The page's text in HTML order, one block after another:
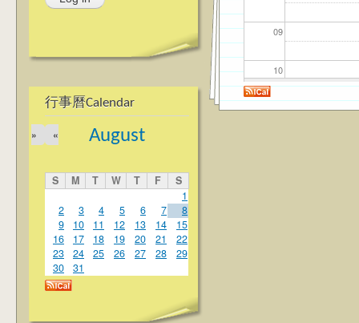
行事曆Calendar
August
«
»
S M T W T F
S
1
2
3 4 5 6 7
8
9
10 11 12 13 14
15
16
17 18 19 20 21
22
23
24 25 26 27 28
29
30
31
09
10
11